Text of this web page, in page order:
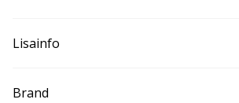
Lisainfo
Brand